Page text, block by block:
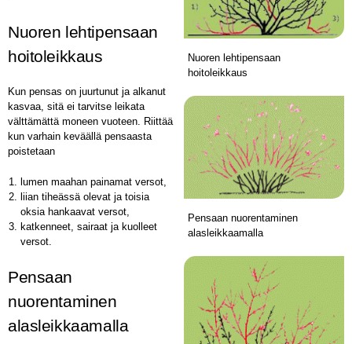
Nuoren lehtipensaan
hoitoleikkaus
Kun pensas on juurtunut ja alkanut
kasvaa, sitä ei tarvitse leikata
välttämättä moneen vuoteen. Riittää
kun varhain keväällä pensaasta
poistetaan
lumen maahan painamat versot,
liian tiheässä olevat ja toisia
oksia hankaavat versot,
katkenneet, sairaat ja kuolleet
versot.
Pensaan
nuorentaminen
alasleikkaamalla
Nuoren lehtipensaan
hoitoleikkaus
Pensaan nuorentaminen
alasleikkaamalla